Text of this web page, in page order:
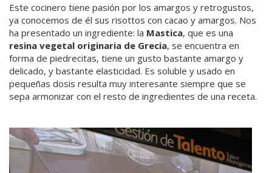
Este cocinero tiene pasión por los amargos y retrogustos,
ya conocemos de él sus risottos con cacao y amargos. Nos
ha presentado un ingrediente: la Mastica, que es una
resina vegetal originaria de Grecia, se encuentra en
forma de piedrecitas, tiene un gusto bastante amargo y
delicado, y bastante elasticidad. Es soluble y usado en
pequeñas dosis resulta muy interesante siempre que se
sepa armonizar con el resto de ingredientes de una receta.